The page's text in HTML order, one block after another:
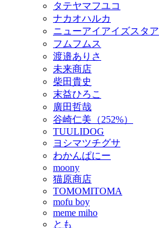
タテヤマフユコ
ナカオハルカ
ニューアイアイズスタア
フムフムス
渡邉ありさ
未来商店
柴田貴史
末益ひろこ
廣田哲哉
谷崎仁美（252%）
TUULIDOG
ヨシマツチグサ
わかんぱにー
moony
猫原商店
TOMOMITOMA
mofu boy
meme miho
とも